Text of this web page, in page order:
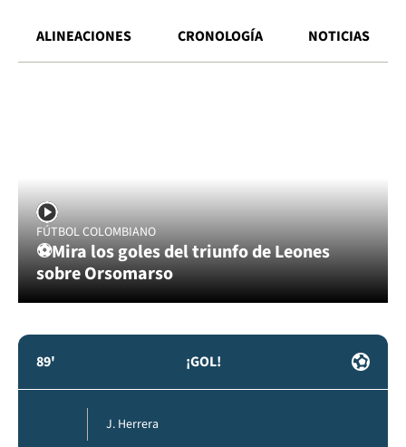
ALINEACIONES CRONOLOGÍA NOTICIAS
FÚTBOL COLOMBIANO
⚽Mira los goles del triunfo de Leones
sobre Orsomarso
89' ¡GOL!
J. Herrera